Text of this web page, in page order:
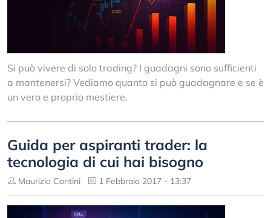
Si può vivere di solo trading? I guadagni sono sufficienti
a mantenersi? Vediamo quanto si può guadagnare e se è
un vero e proprio mestiere.
Guida per aspiranti trader: la
tecnologia di cui hai bisogno
Maurizio Contini 1 Febbraio 2017 - 13:37